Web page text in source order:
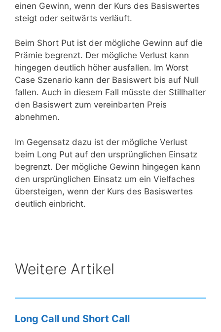
einen Gewinn, wenn der Kurs des Basiswertes
steigt oder seitwärts verläuft.
Beim Short Put ist der mögliche Gewinn auf die
Prämie begrenzt. Der mögliche Verlust kann
hingegen deutlich höher ausfallen. Im Worst
Case Szenario kann der Basiswert bis auf Null
fallen. Auch in diesem Fall müsste der Stillhalter
den Basiswert zum vereinbarten Preis
abnehmen.
Im Gegensatz dazu ist der mögliche Verlust
beim Long Put auf den ursprünglichen Einsatz
begrenzt. Der mögliche Gewinn hingegen kann
den ursprünglichen Einsatz um ein Vielfaches
übersteigen, wenn der Kurs des Basiswertes
deutlich einbricht.
Weitere Artikel
Long Call und Short Call